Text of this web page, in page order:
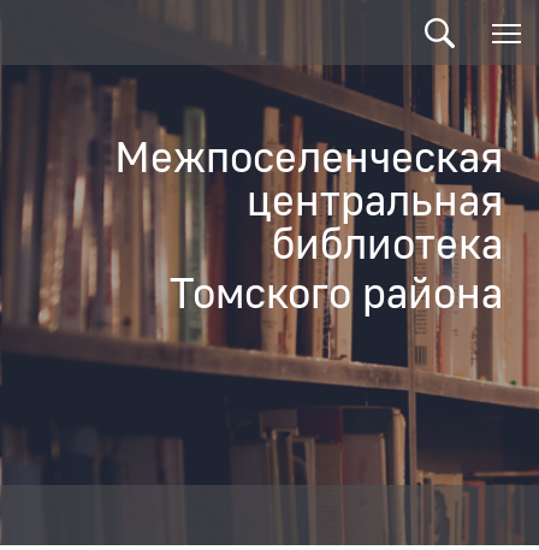
Межпоселенческая
центральная
библиотека
Томского района